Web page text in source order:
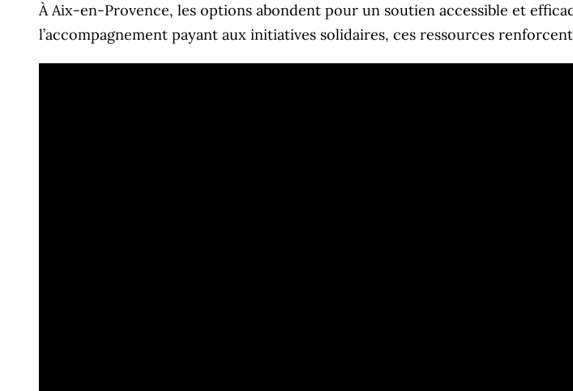
À Aix-en-Provence, les options abondent pour un soutien accessible et
l’accompagnement payant aux initiatives solidaires, ces ressources